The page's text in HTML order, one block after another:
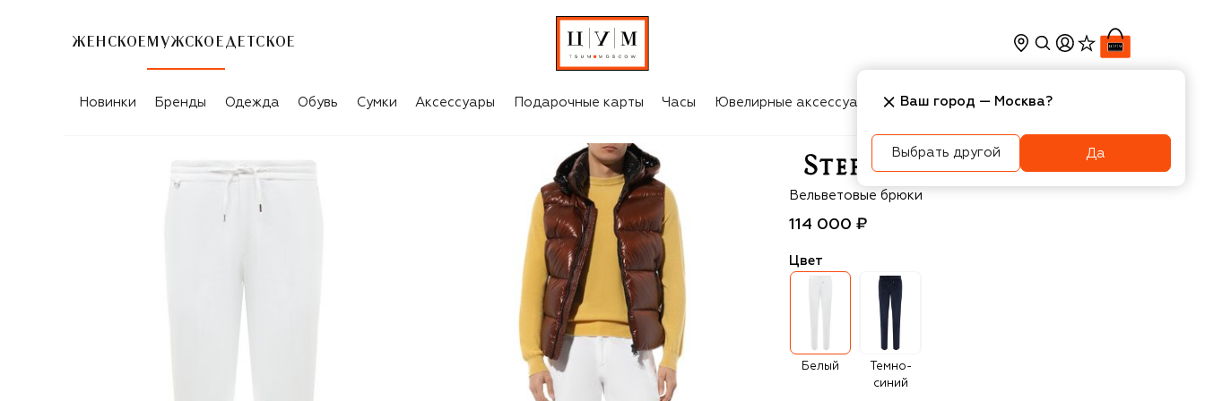
ЖЕНСКОЕ МУЖСКОЕ ДЕТСКОЕ
Новинки Бренды Одежда Обувь Сумки Аксессуары Подарочные карты Часы Ювелирные аксессуары Косметика Интерьер
Stefano Ricci
Вельветовые брюки
114 000 ₽
Цвет
Белый
Темно-
синий
Ваш город — Москва?
Выбрать другой Да